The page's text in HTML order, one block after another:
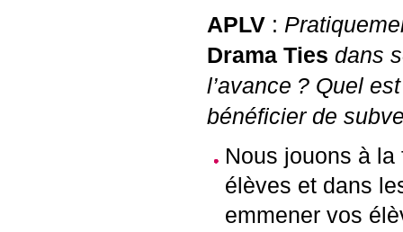
APLV :
Drama Ties dans
l’avance ? Quel
bénéficier de
Nous jouons à
élèves et dans
emmener vos